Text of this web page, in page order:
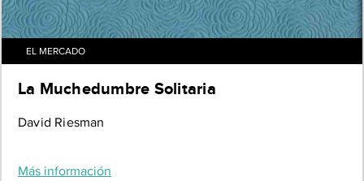
EL MERCADO
La Muchedumbre Solitaria
David Riesman
Más información